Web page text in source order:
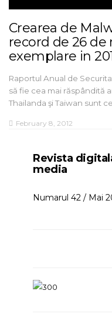
Crearea de
record de 26
exemplare in
Raportul Anual de
să fie cea mai răspândită
Thailanda şi Taiwan sunt
February 8, 2012
Revista
media
Numarul 42 / Mai